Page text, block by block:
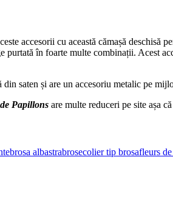
accesorii cu această cămașă
purtată în foarte multe combinații. Acest
din saten și are un accesoriu metalic pe
Papillons are multe reduceri pe site așa
brosa albastrabrosecolier tip brosafleurs